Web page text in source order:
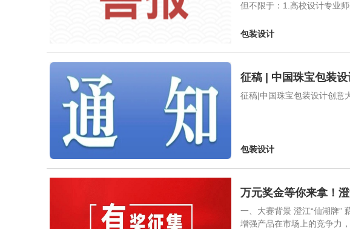
但不限于：1.高校设计专业
包装设计
征稿 | 中国珠宝包装
征稿|中国珠宝包装设计创意
包装设计
万元奖金等你来拿！
一、大赛背景 澄江“仙湖牌”
增强产品在市场上的竞争力